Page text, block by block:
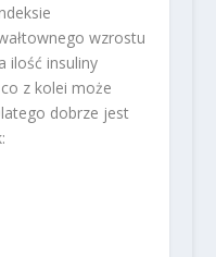
wzrostu
ilość insuliny
z kolei może
dobrze jest